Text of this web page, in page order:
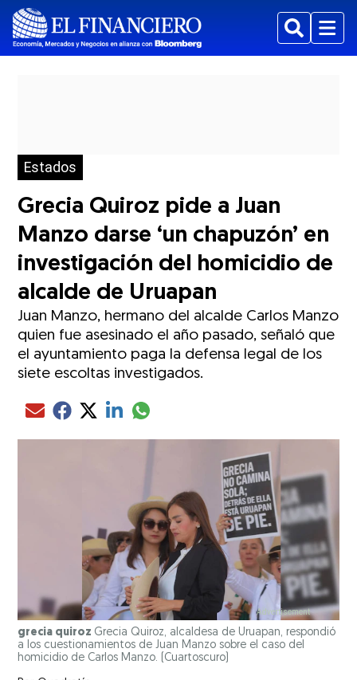
BuscarMenu
Estados
Grecia Quiroz pide a Juan
Manzo darse ‘un chapuzón’ en
investigación del homicidio de
alcalde de Uruapan
Juan Manzo, hermano del alcalde Carlos Manzo
quien fue asesinado el año pasado, señaló que
el ayuntamiento paga la defensa legal de los
siete escoltas investigados.
Compartir el artículo actual mediante Email
Compartir el artículo actual mediante Facebook
Compartir el artículo actual mediante Twitter
Compartir el artículo actual mediante LinkedIn
Compartir el artículo actual mediante
grecia quiroz Grecia Quiroz, alcaldesa de Uruapan, respondió
a los cuestionamientos de Juan Manzo sobre el caso del
homicidio de Carlos Manzo.
(Cuartoscuro)